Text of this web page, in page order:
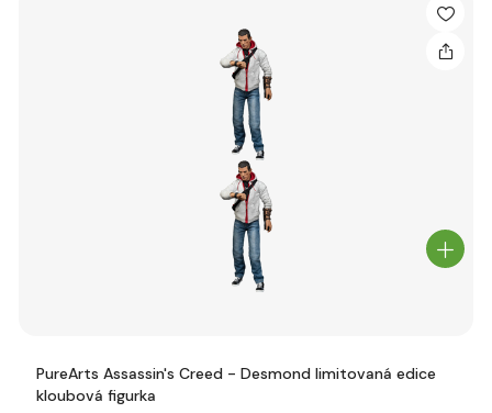
PureArts Assassin's Creed - Desmond limitovaná edice
kloubová figurka